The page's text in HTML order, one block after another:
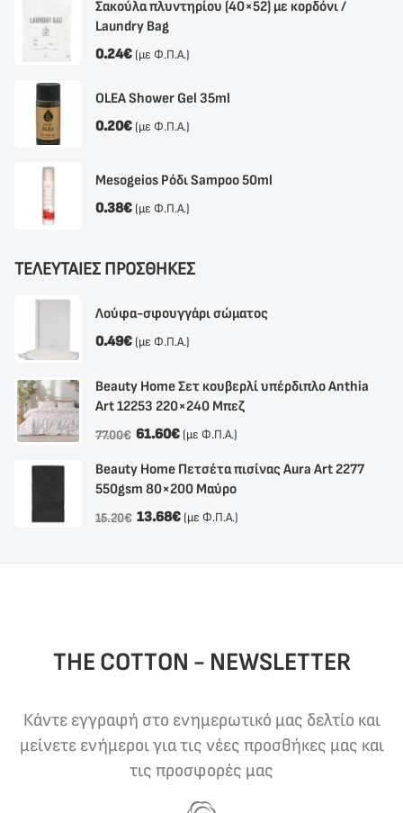
Σακούλα πλυντηρίου (40×52) με κορδόνι /
Laundry Bag
0.24€ (με Φ.Π.Α.)
OLEA Shower Gel 35ml
0.20€ (με Φ.Π.Α.)
Mesogeios Ρόδι Sampoo 50ml
0.38€ (με Φ.Π.Α.)
ΤΕΛΕΥΤΑΙΕΣ ΠΡΟΣΘΗΚΕΣ
Λούφα-σφουγγάρι σώματος
0.49€ (με Φ.Π.Α.)
Beauty Home Σετ κουβερλί υπέρδιπλο Anthia
Αrt 12253 220×240 Μπεζ
77.00€ 61.60€ (με Φ.Π.Α.)
Beauty Home Πετσέτα πισίνας Aura Art 2277
550gsm 80×200 Μαύρο
15.20€ 13.68€ (με Φ.Π.Α.)
THE COTTON - NEWSLETTER
Κάντε εγγραφή στο ενημερωτικό μας δελτίο και
μείνετε ενήμεροι για τις νέες προσθήκες μας και
τις προσφορές μας